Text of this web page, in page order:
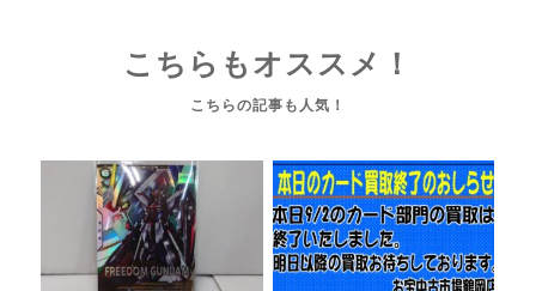
こちらもオススメ！